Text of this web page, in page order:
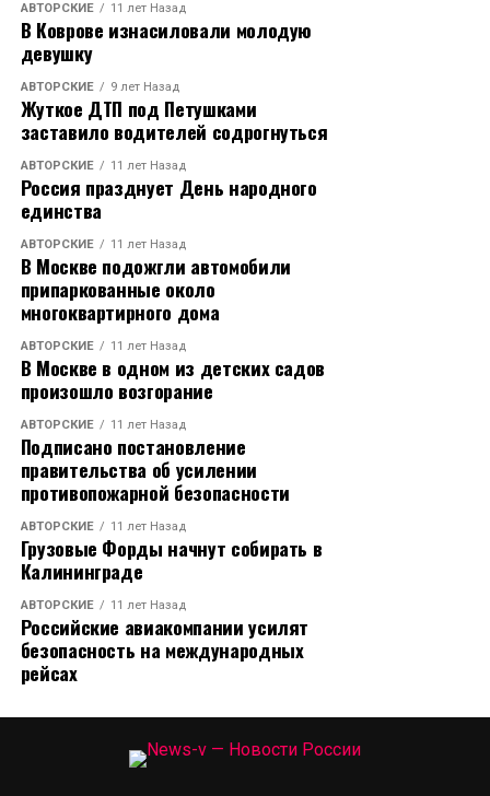
АВТОРСКИЕ 11 лет Назад
В Коврове изнасиловали молодую
девушку
АВТОРСКИЕ 9 лет Назад
Жуткое ДТП под Петушками
заставило водителей содрогнуться
АВТОРСКИЕ 11 лет Назад
Россия празднует День народного
единства
АВТОРСКИЕ 11 лет Назад
В Москве подожгли автомобили
припаркованные около
многоквартирного дома
АВТОРСКИЕ 11 лет Назад
В Москве в одном из детских садов
произошло возгорание
АВТОРСКИЕ 11 лет Назад
Подписано постановление
правительства об усилении
противопожарной безопасности
АВТОРСКИЕ 11 лет Назад
Грузовые Форды начнут собирать в
Калининграде
АВТОРСКИЕ 11 лет Назад
Российские авиакомпании усилят
безопасность на международных
рейсах